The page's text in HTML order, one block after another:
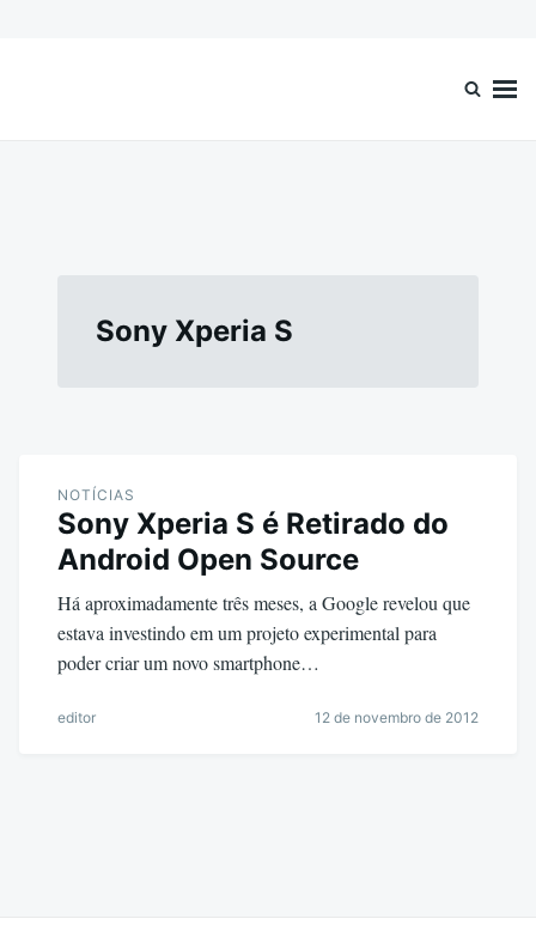
Sony Xperia S
NOTÍCIAS
Sony Xperia S é Retirado do
Android Open Source
Há aproximadamente três meses, a Google revelou que
estava investindo em um projeto experimental para
poder criar um novo smartphone…
editor 12 de novembro de 2012